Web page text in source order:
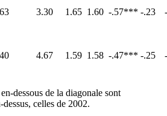
3.30 1.65 1.60 ‑.57*** ‑.23
4.67 1.59 1.58 ‑.47*** ‑.25
dessous de la diagonale sont
celles de 2002.